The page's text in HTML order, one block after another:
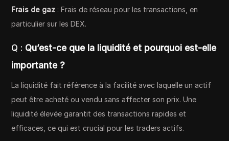
Frais de gaz : Frais de réseau pour les transactions, en
particulier sur les DEX.
Q : Qu’est-ce que la liquidité et pourquoi est-elle
importante ?
La liquidité fait référence à la facilité avec laquelle un actif
peut être acheté ou vendu sans affecter son prix. Une
liquidité élevée garantit des transactions rapides et
efficaces, ce qui est crucial pour les traders actifs.